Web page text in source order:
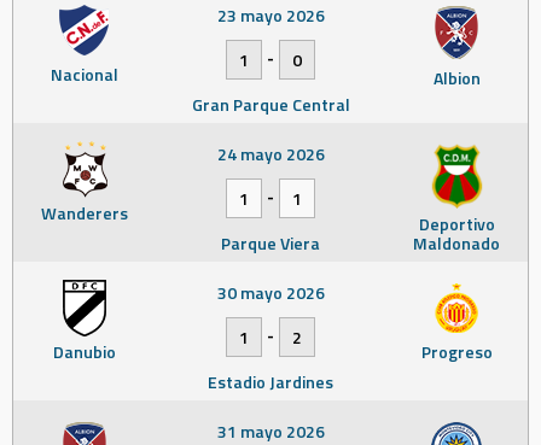
Nacional Albion
23 mayo 2026
1
-
0
Gran Parque Central
Wanderers Deportivo
Maldonado
24 mayo 2026
1
-
1
Parque Viera
Danubio Progreso
30 mayo 2026
1
-
2
Estadio Jardines
31 mayo 2026